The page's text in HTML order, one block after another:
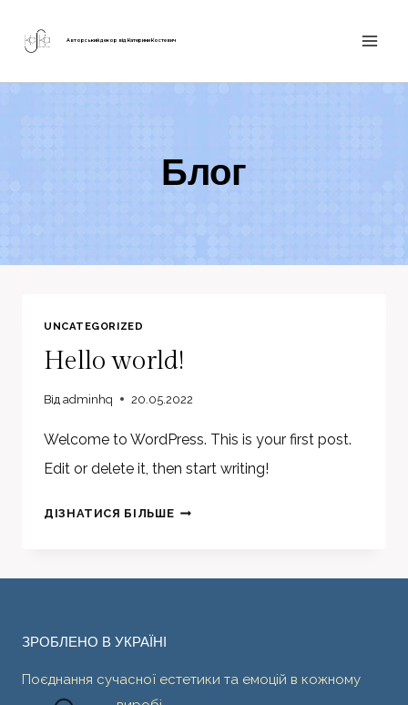
Авторський декор від Катерини Костевич
Блог
UNCATEGORIZED
Hello world!
Від adminhq 20.05.2022
Welcome to WordPress. This is your first post.
Edit or delete it, then start writing!
ДІЗНАТИСЯ БІЛЬШЕHELLO
ЗРОБЛЕНО В УКРАЇНІ
Поєднання сучасної естетики та емоцій в кожному